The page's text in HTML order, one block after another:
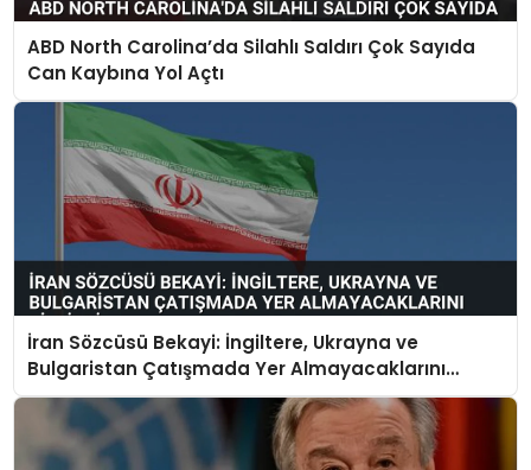
ABD North Carolina’da Silahlı Saldırı Çok Sayıda
Can Kaybına Yol Açtı
İran Sözcüsü Bekayi: İngiltere, Ukrayna ve
Bulgaristan Çatışmada Yer Almayacaklarını
Bildirdi